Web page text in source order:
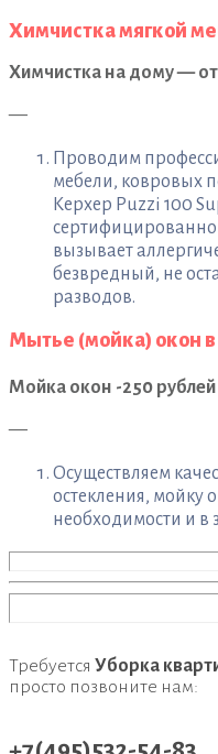
Химчистка мягкой
Химчистка на дому —
—
Проводим
мебели, ковровых
Керхер Puzzi 100
вызывает
безвредный, не
разводов.
Мытье (мойка) окон
Мойка окон -250
—
Осуществляем
остекления, мойку
необходимости и в
Требуется Уборка
просто позвоните нам: